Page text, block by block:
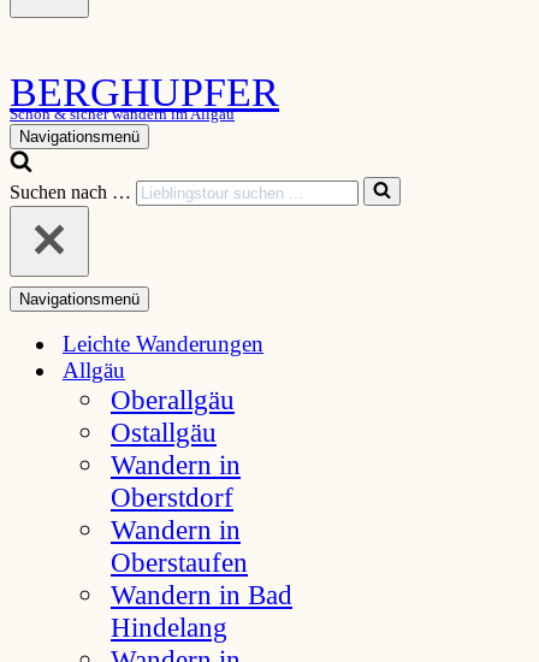
BERGHUPFER
Schön & sicher wandern im Allgäu
Navigationsmenü
Suchen nach …
Navigationsmenü
Leichte Wanderungen
Allgäu
Oberallgäu
Ostallgäu
Wandern in
Oberstdorf
Wandern in
Oberstaufen
Wandern in Bad
Hindelang